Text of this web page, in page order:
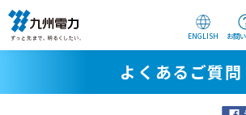
ENGLISH お問
よくあるご質問